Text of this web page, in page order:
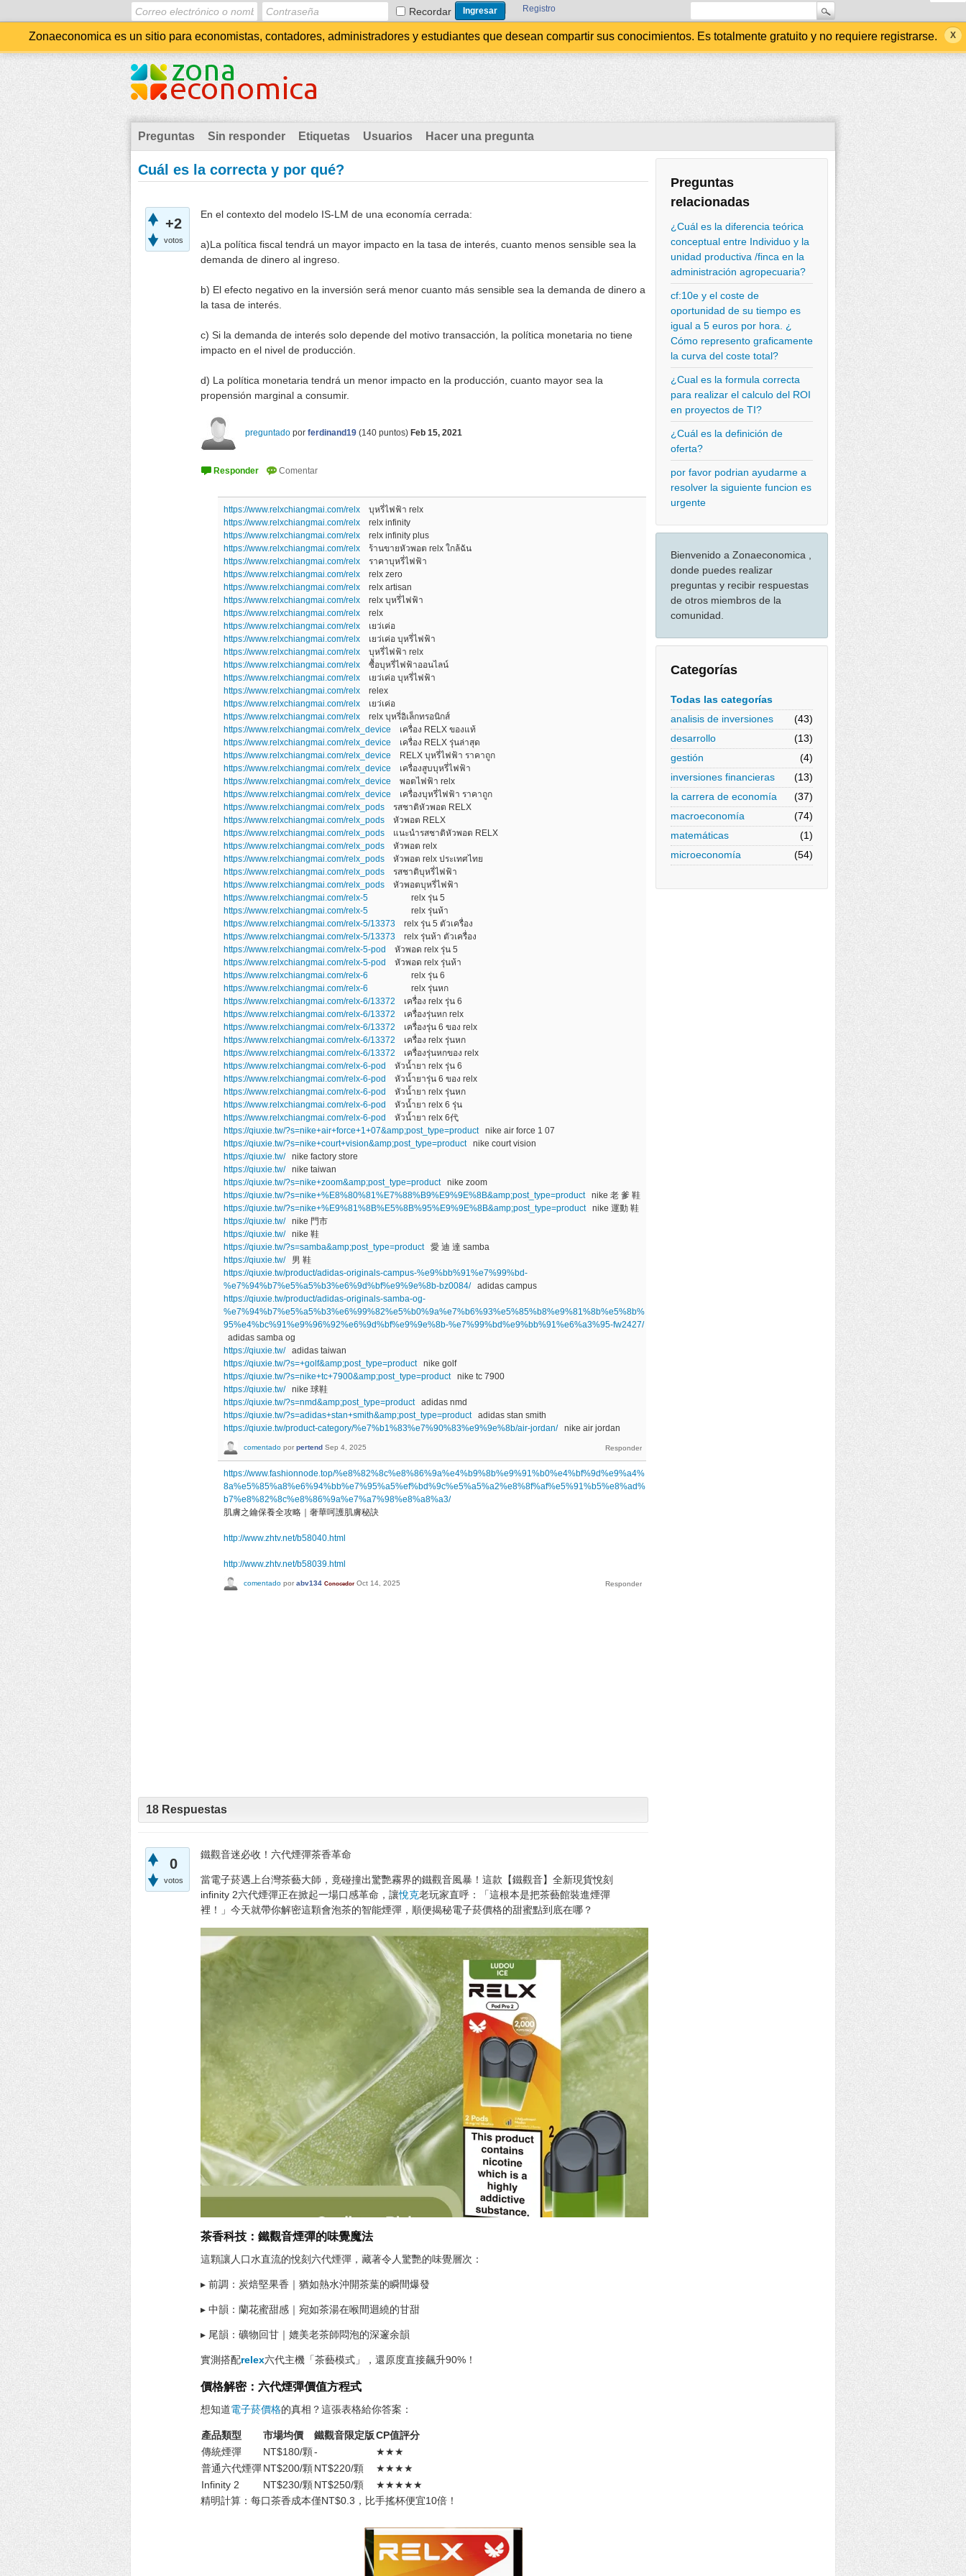
Recordar Registro
Zonaeconomica es un sitio para economistas, contadores, administradores y estudiantes que desean compartir sus conocimientos. Es totalmente gratuito y no requiere registrarse.
Preguntas Sin responder Etiquetas Usuarios Hacer una pregunta
Preguntas
relacionadas
¿Cuál es la diferencia teórica
conceptual entre Individuo y la
unidad productiva /finca en la
administración agropecuaria?
cf:10e y el coste de
oportunidad de su tiempo es
igual a 5 euros por hora. ¿
Cómo represento graficamente
la curva del coste total?
¿Cual es la formula correcta
para realizar el calculo del ROI
en proyectos de TI?
¿Cuál es la definición de
oferta?
por favor podrian ayudarme a
resolver la siguiente funcion es
urgente
Bienvenido a Zonaeconomica ,
donde puedes realizar
preguntas y recibir respuestas
de otros miembros de la
comunidad.
Categorías
Todas las categorías
analisis de inversiones
(43)
desarrollo
(13)
gestión
(4)
inversiones financieras
(13)
la carrera de economía
(37)
macroeconomía
(74)
matemáticas
(1)
microeconomía
(54)
Cuál es la correcta y por qué?
+2
votos
En el contexto del modelo IS-LM de una economía cerrada:
a)La política fiscal tendrá un mayor impacto en la tasa de interés, cuanto menos sensible sea la
demanda de dinero al ingreso.
b) El efecto negativo en la inversión será menor cuanto más sensible sea la demanda de dinero a
la tasa de interés.
c) Si la demanda de interés solo depende del motivo transacción, la política monetaria no tiene
impacto en el nivel de producción.
d) La política monetaria tendrá un menor impacto en la producción, cuanto mayor sea la
propensión marginal a consumir.
preguntado por ferdinand19 (140 puntos) Feb 15, 2021
https://www.relxchiangmai.com/relx
บุหรี่ไฟฟ้า relx
https://www.relxchiangmai.com/relx
relx infinity
https://www.relxchiangmai.com/relx
relx infinity plus
https://www.relxchiangmai.com/relx
ร้านขายหัวพอต relx ใกล้ฉัน
https://www.relxchiangmai.com/relx
ราคาบุหรี่ไฟฟ้า
https://www.relxchiangmai.com/relx
relx zero
https://www.relxchiangmai.com/relx
relx artisan
https://www.relxchiangmai.com/relx
relx บุหรี่ไฟฟ้า
https://www.relxchiangmai.com/relx
relx
https://www.relxchiangmai.com/relx
เยว่เค่อ
https://www.relxchiangmai.com/relx
เยว่เค่อ บุหรี่ไฟฟ้า
https://www.relxchiangmai.com/relx
บุหรี่ไฟฟ้า relx
https://www.relxchiangmai.com/relx
ซื้อบุหรี่ไฟฟ้าออนไลน์
https://www.relxchiangmai.com/relx
เยว่เค่อ บุหรี่ไฟฟ้า
https://www.relxchiangmai.com/relx
relex
https://www.relxchiangmai.com/relx
เยว่เค่อ
https://www.relxchiangmai.com/relx
relx บุหรี่อิเล็กทรอนิกส์
https://www.relxchiangmai.com/relx_device
เครื่อง RELX ของแท้
https://www.relxchiangmai.com/relx_device
เครื่อง RELX รุ่นล่าสุด
https://www.relxchiangmai.com/relx_device
RELX บุหรี่ไฟฟ้า ราคาถูก
https://www.relxchiangmai.com/relx_device
เครื่องสูบบุหรี่ไฟฟ้า
https://www.relxchiangmai.com/relx_device
พอตไฟฟ้า relx
https://www.relxchiangmai.com/relx_device
เครื่องบุหรี่ไฟฟ้า ราคาถูก
https://www.relxchiangmai.com/relx_pods
รสชาติหัวพอต RELX
https://www.relxchiangmai.com/relx_pods
หัวพอต RELX
https://www.relxchiangmai.com/relx_pods
แนะนำรสชาติหัวพอต RELX
https://www.relxchiangmai.com/relx_pods
หัวพอต relx
https://www.relxchiangmai.com/relx_pods
หัวพอต relx ประเทศไทย
https://www.relxchiangmai.com/relx_pods
รสชาติบุหรี่ไฟฟ้า
https://www.relxchiangmai.com/relx_pods
หัวพอตบุหรี่ไฟฟ้า
https://www.relxchiangmai.com/relx-5
relx รุ่น 5
https://www.relxchiangmai.com/relx-5
relx รุ่นห้า
https://www.relxchiangmai.com/relx-5/13373
relx รุ่น 5 ตัวเครื่อง
https://www.relxchiangmai.com/relx-5/13373
relx รุ่นห้า ตัวเครื่อง
https://www.relxchiangmai.com/relx-5-pod
หัวพอด relx รุ่น 5
https://www.relxchiangmai.com/relx-5-pod
หัวพอด relx รุ่นห้า
https://www.relxchiangmai.com/relx-6
relx รุ่น 6
https://www.relxchiangmai.com/relx-6
relx รุ่นหก
https://www.relxchiangmai.com/relx-6/13372
เครื่อง relx รุ่น 6
https://www.relxchiangmai.com/relx-6/13372
เครื่องรุ่นหก relx
https://www.relxchiangmai.com/relx-6/13372
เครื่องรุ่น 6 ของ relx
https://www.relxchiangmai.com/relx-6/13372
เครื่อง relx รุ่นหก
https://www.relxchiangmai.com/relx-6/13372
เครื่องรุ่นหกของ relx
https://www.relxchiangmai.com/relx-6-pod
หัวน้ำยา relx รุ่น 6
https://www.relxchiangmai.com/relx-6-pod
หัวน้ำยารุ่น 6 ของ relx
https://www.relxchiangmai.com/relx-6-pod
หัวน้ำยา relx รุ่นหก
https://www.relxchiangmai.com/relx-6-pod
หัวน้ำยา relx 6 รุ่น
https://www.relxchiangmai.com/relx-6-pod
หัวน้ำยา relx 6代
https://qiuxie.tw/?s=nike+air+force+1+07&amp;post_type=productnike air force 1 07
https://qiuxie.tw/?s=nike+court+vision&amp;post_type=productnike court vision
https://qiuxie.tw/nike factory store
https://qiuxie.tw/nike taiwan
https://qiuxie.tw/?s=nike+zoom&amp;post_type=productnike zoom
https://qiuxie.tw/?s=nike+%E8%80%81%E7%88%B9%E9%9E%8B&amp;post_type=productnike 老 爹 鞋
https://qiuxie.tw/?s=nike+%E9%81%8B%E5%8B%95%E9%9E%8B&amp;post_type=productnike 運動 鞋
https://qiuxie.tw/nike 門市
https://qiuxie.tw/nike 鞋
https://qiuxie.tw/?s=samba&amp;post_type=product愛 迪 達 samba
https://qiuxie.tw/男 鞋
https://qiuxie.tw/product/adidas-originals-campus-%e9%bb%91%e7%99%bd-
%e7%94%b7%e5%a5%b3%e6%9d%bf%e9%9e%8b-bz0084/adidas campus
https://qiuxie.tw/product/adidas-originals-samba-og-
%e7%94%b7%e5%a5%b3%e6%99%82%e5%b0%9a%e7%b6%93%e5%85%b8%e9%81%8b%e5%8b%
95%e4%bc%91%e9%96%92%e6%9d%bf%e9%9e%8b-%e7%99%bd%e9%bb%91%e6%a3%95-fw2427/
adidas samba og
https://qiuxie.tw/adidas taiwan
https://qiuxie.tw/?s=+golf&amp;post_type=productnike golf
https://qiuxie.tw/?s=nike+tc+7900&amp;post_type=productnike tc 7900
https://qiuxie.tw/nike 球鞋
https://qiuxie.tw/?s=nmd&amp;post_type=productadidas nmd
https://qiuxie.tw/?s=adidas+stan+smith&amp;post_type=productadidas stan smith
https://qiuxie.tw/product-category/%e7%b1%83%e7%90%83%e9%9e%8b/air-jordan/nike air jordan
comentado por pertend Sep 4, 2025
https://www.fashionnode.top/%e8%82%8c%e8%86%9a%e4%b9%8b%e9%91%b0%e4%bf%9d%e9%a4%
8a%e5%85%a8%e6%94%bb%e7%95%a5%ef%bd%9c%e5%a5%a2%e8%8f%af%e5%91%b5%e8%ad%
b7%e8%82%8c%e8%86%9a%e7%a7%98%e8%a8%a3/
肌膚之鑰保養全攻略｜奢華呵護肌膚秘訣
http://www.zhtv.net/b58040.html
http://www.zhtv.net/b58039.html
comentado por abv134 Conocedor Oct 14, 2025
18 Respuestas
0
votos
鐵觀音迷必收！六代煙彈茶香革命
當電子菸遇上台灣茶藝大師，竟碰撞出驚艷霧界的鐵觀音風暴！這款【鐵觀音】全新現貨悅刻
infinity 2六代煙彈正在掀起一場口感革命，讓悅克老玩家直呼：「這根本是把茶藝館裝進煙彈
裡！」今天就帶你解密這顆會泡茶的智能煙彈，順便揭秘電子菸價格的甜蜜點到底在哪？
茶香科技：鐵觀音煙彈的味覺魔法
這顆讓人口水直流的悅刻六代煙彈，藏著令人驚艷的味覺層次：
▸ 前調：炭焙堅果香｜猶如熱水沖開茶葉的瞬間爆發
▸ 中韻：蘭花蜜甜感｜宛如茶湯在喉間迴繞的甘甜
▸ 尾韻：礦物回甘｜媲美老茶師悶泡的深邃余韻
實測搭配relex六代主機「茶藝模式」，還原度直接飆升90%！
價格解密：六代煙彈價值方程式
想知道電子菸價格的真相？這張表格給你答案：
產品類型 市場均價 鐵觀音限定版CP值評分
傳統煙彈
NT$180/顆-
★★★
普通六代煙彈NT$200/顆NT$220/顆
★★★★
Infinity 2
NT$230/顆NT$250/顆
★★★★★
精明計算：每口茶香成本僅NT$0.3，比手搖杯便宜10倍！